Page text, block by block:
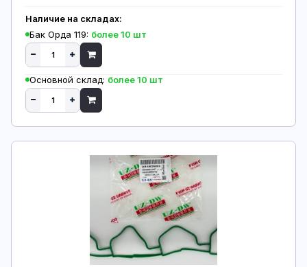
Наличие на складах:
Бак Орда 119: более 10 шт
Основной склад: более 10 шт